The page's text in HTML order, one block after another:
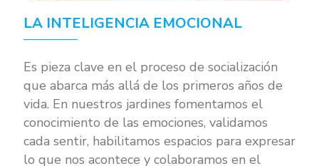
LA INTELIGENCIA EMOCIONAL
Es pieza clave en el proceso de socialización
que abarca más allá de los primeros años de
vida. En nuestros jardines fomentamos el
conocimiento de las emociones, validamos
cada sentir, habilitamos espacios para expresar
lo que nos acontece y colaboramos en el